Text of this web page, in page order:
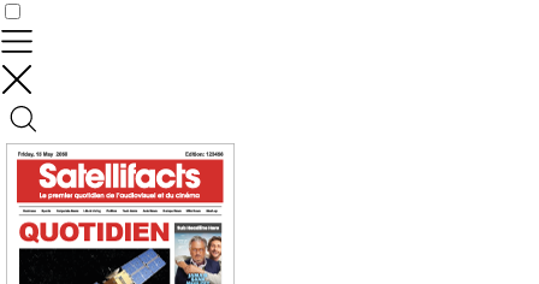
Contrôler vos données